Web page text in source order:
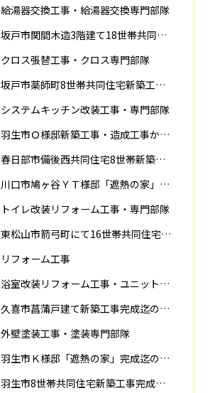
給湯器交換工事・給湯器交換専門部隊
坂戸市関間木造3階建て18世帯共同住宅の完成迄紹介
クロス張替工事・クロス専門部隊
坂戸市薬師町8世帯共同住宅新築工事完成迄の紹介です
システムキッチン改装工事・専門部隊
羽生市Ｏ様邸新築工事・造成工事から住宅完成までの紹介
春日部市備後西共同住宅8世帯新築工事完成迄の紹介です。
川口市鳩ヶ谷ＹＴ様邸「遮熱の家」工事状況
トイレ改装リフォーム工事・専門部隊
東松山市箭弓町にて16世帯共同住宅新築工事完成迄の紹介です。
リフォーム工事
浴室改装リフォーム工事・ユニットバス専門部隊
久喜市菖蒲戸建て新築工事完成迄の紹介
外壁塗装工事・塗装専門部隊
羽生市Ｋ様邸「遮熱の家」完成迄の紹介です
羽生市8世帯共同住宅新築工事完成迄の紹介